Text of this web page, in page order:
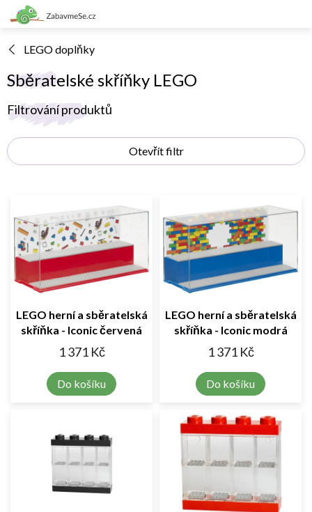
Přejít
na
LEGO doplňky
Sběratelské skříňky LEGO
Filtrování produktů
Otevřít filtr
V
ý
p
i
o
LEGO herní a sběratelská
skříňka - Iconic červená
1 371 Kč
Do košíku
LEGO herní a sběratelská
skříňka - Iconic modrá
1 371 Kč
Do košíku